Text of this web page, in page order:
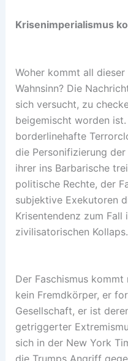
Krisenimperialismus
Woher kommt all
Wahnsinn? Die
sich versucht, zu
beigemischt worden
borderlinehafte
die Personifizierung
ihrer ins Barbarische
politische Rechte, der
subjektive Exekutoren
Krisentendenz zum Fall
zivilisatorischen Kollaps.
Der Faschismus
kein Fremdkörper, er
Gesellschaft, er ist
getriggerter
sich in der New York